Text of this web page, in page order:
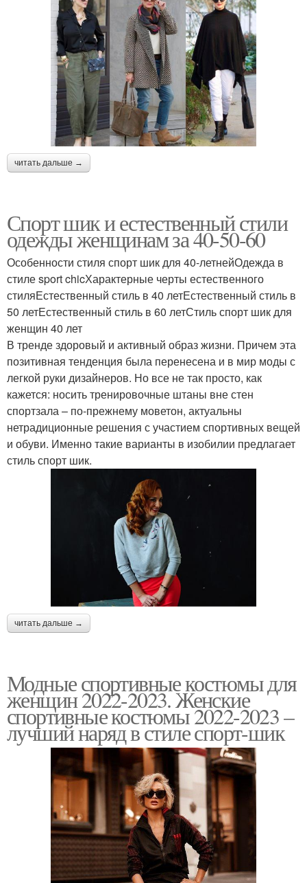
читать дальше →
Спорт шик и естественный стили
одежды женщинам за 40-50-60
Особенности стиля спорт шик для 40-летнейОдежда в
стиле sport chicХарактерные черты естественного
стиляЕстественный стиль в 40 летЕстественный стиль в
50 летЕстественный стиль в 60 летСтиль спорт шик для
женщин 40 лет
В тренде здоровый и активный образ жизни. Причем эта
позитивная тенденция была перенесена и в мир моды с
легкой руки дизайнеров. Но все не так просто, как
кажется: носить тренировочные штаны вне стен
спортзала – по-прежнему моветон, актуальны
нетрадиционные решения с участием спортивных вещей
и обуви. Именно такие варианты в изобилии предлагает
стиль спорт шик.
читать дальше →
Модные спортивные костюмы для
женщин 2022-2023. Женские
спортивные костюмы 2022-2023 –
лучший наряд в стиле спорт-шик